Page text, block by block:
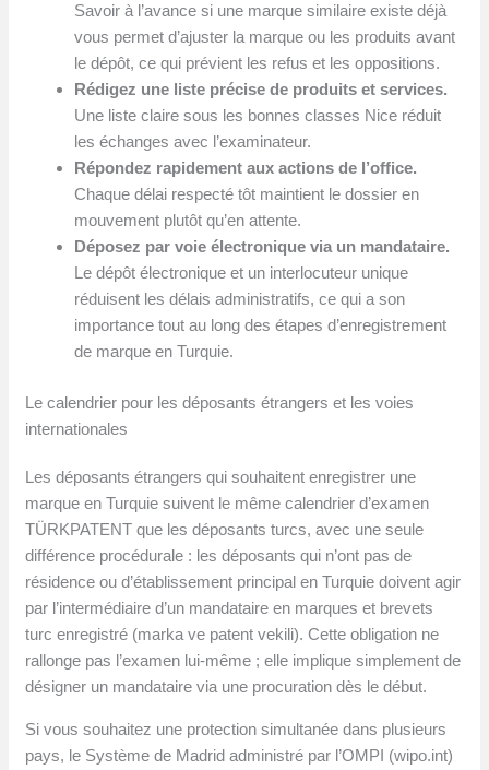
Savoir à l’avance si une marque similaire existe déjà
vous permet d’ajuster la marque ou les produits avant
le dépôt, ce qui prévient les refus et les oppositions.
Rédigez une liste précise de produits et services.
Une liste claire sous les bonnes classes Nice réduit
les échanges avec l’examinateur.
Répondez rapidement aux actions de l’office.
Chaque délai respecté tôt maintient le dossier en
mouvement plutôt qu’en attente.
Déposez par voie électronique via un mandataire.
Le dépôt électronique et un interlocuteur unique
réduisent les délais administratifs, ce qui a son
importance tout au long des étapes d’enregistrement
de marque en Turquie.
Le calendrier pour les déposants étrangers et les voies
internationales
Les déposants étrangers qui souhaitent enregistrer une
marque en Turquie suivent le même calendrier d’examen
TÜRKPATENT que les déposants turcs, avec une seule
différence procédurale : les déposants qui n’ont pas de
résidence ou d’établissement principal en Turquie doivent agir
par l’intermédiaire d’un mandataire en marques et brevets
turc enregistré (marka ve patent vekili). Cette obligation ne
rallonge pas l’examen lui-même ; elle implique simplement de
désigner un mandataire via une procuration dès le début.
Si vous souhaitez une protection simultanée dans plusieurs
pays, le Système de Madrid administré par l’OMPI (wipo.int)